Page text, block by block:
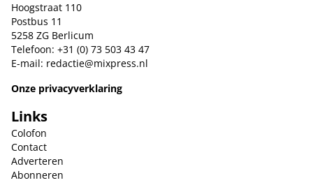
Hoogstraat 110
Postbus 11
5258 ZG Berlicum
Telefoon: +31 (0) 73 503 43 47
E-mail: redactie@mixpress.nl
Onze privacyverklaring
Links
Colofon
Contact
Adverteren
Abonneren